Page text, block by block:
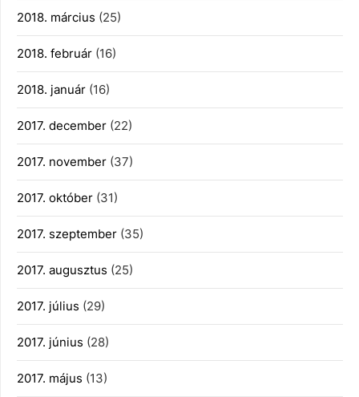
2018. március (25)
2018. február (16)
2018. január (16)
2017. december (22)
2017. november (37)
2017. október (31)
2017. szeptember (35)
2017. augusztus (25)
2017. július (29)
2017. június (28)
2017. május (13)